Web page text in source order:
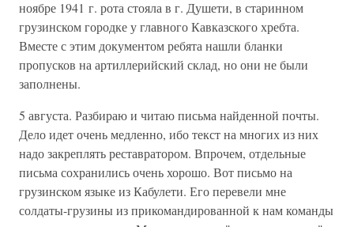
ноябре 1941 г. рота стояла в г. Душети, в старинном
грузинском городке у главного Кавказского хребта.
Вместе с этим документом ребята нашли бланки
пропусков на артиллерийский склад, но они не были
заполнены.
5 августа. Разбираю и читаю письма найденной почты.
Дело идет очень медленно, ибо текст на многих из них
надо закреплять реставратором. Впрочем, отдельные
письма сохранились очень хорошо. Вот письмо на
грузинском языке из Кабулети. Его перевели мне
солдаты-грузины из прикомандированной к нам команды